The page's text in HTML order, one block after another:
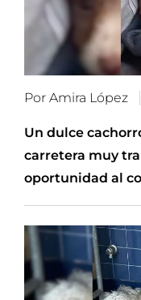
Por Amira López
Un dulce
carretera muy
oportunidad al